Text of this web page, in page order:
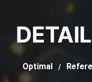
DETAIL
Optimal /